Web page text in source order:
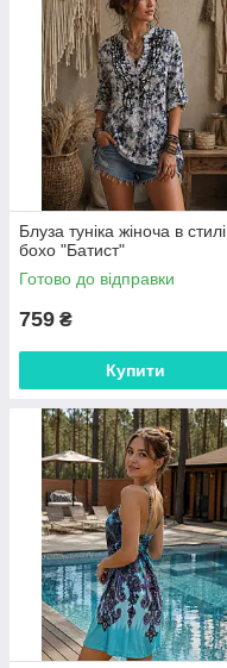
Блуза туніка жіноча в стилі
бохо "Батист"
Готово до відправки
759 ₴
Купити